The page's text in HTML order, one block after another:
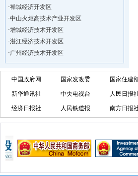
禅城经济开发区
中山火炬高技术产业开发区
增城经济技术开发区
湛江经济技术开发区
广州经济技术开发区
·广州南沙经济技术开发区
·大亚湾经济技术开发区
北京经济技术开发区
洋浦不断延伸产业链，推进一批石化产业
海口今年将投入44.4亿元推进江东新
·新加坡海口国家高新区国际创新创业中心
·“四个瞄向”提高招商质量,3央企生产
·昆明经济技术开发区
中国政府网 国家发改委 国家住建
新华通讯社 中央电视台 人民日报
经济日报社 人民铁道报 南方日报